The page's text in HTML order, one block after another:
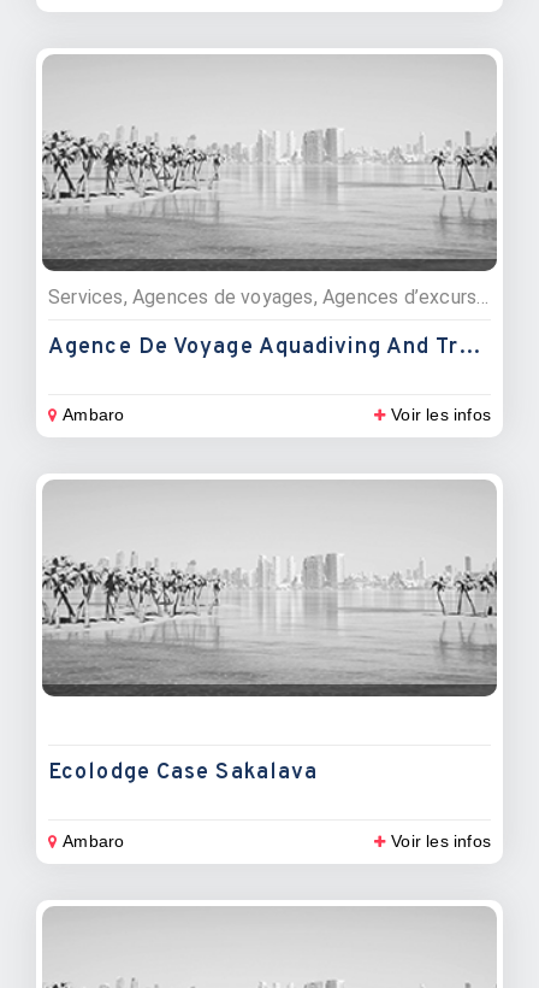
Agence De Voyage Aquadiving And Travel
Ambaro Voir les infos
Ecolodge Case Sakalava
Ambaro Voir les infos